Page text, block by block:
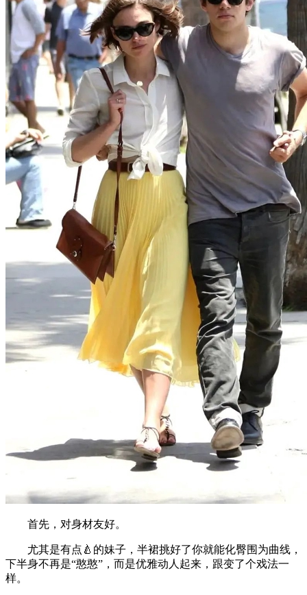
首先，对身材友好。
尤其是有点🍐的妹子，半裙挑好了你就能化臀围为曲线，
下半身不再是“憨憨”，而是优雅动人起来，跟变了个戏法一
样。